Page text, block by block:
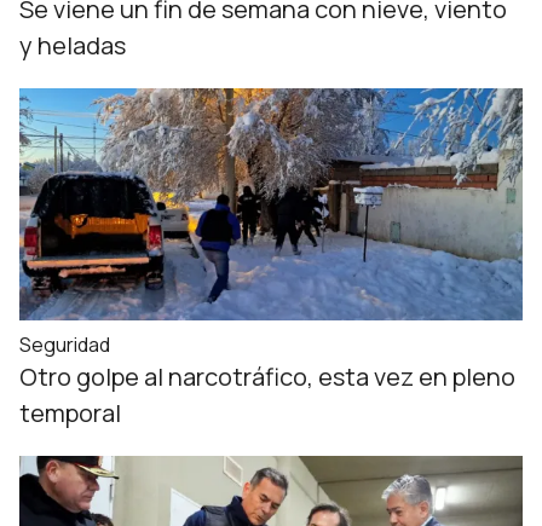
Se viene un fin de semana con nieve, viento
y heladas
Seguridad
Otro golpe al narcotráfico, esta vez en pleno
temporal